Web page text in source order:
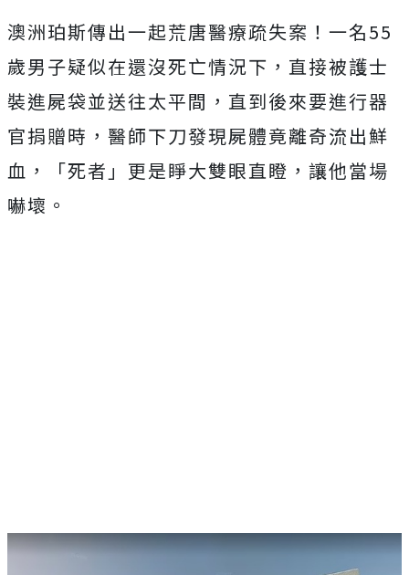
澳洲珀斯傳出一起荒唐醫療疏失案！一名55
歲男子疑似在還沒死亡情況下，直接被護士
裝進屍袋並送往太平間，直到後來要進行器
官捐贈時，醫師下刀發現屍體竟離奇流出鮮
血，「死者」更是睜大雙眼直瞪，讓他當場
嚇壞。